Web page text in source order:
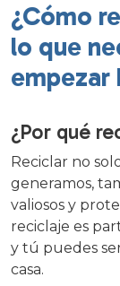
¿Cómo
lo que
empezar
¿Por qué
Reciclar no
generamos,
valiosos y
reciclaje es
y tú puedes
casa.